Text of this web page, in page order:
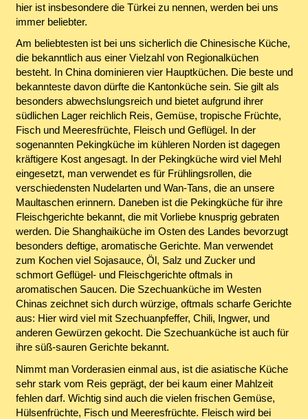
hier ist insbesondere die Türkei zu nennen, werden bei uns
immer beliebter.
Am beliebtesten ist bei uns sicherlich die Chinesische Küche,
die bekanntlich aus einer Vielzahl von Regionalküchen
besteht. In China dominieren vier Hauptküchen. Die beste und
bekannteste davon dürfte die Kantonküche sein. Sie gilt als
besonders abwechslungsreich und bietet aufgrund ihrer
südlichen Lager reichlich Reis, Gemüse, tropische Früchte,
Fisch und Meeresfrüchte, Fleisch und Geflügel. In der
sogenannten Pekingküche im kühleren Norden ist dagegen
kräftigere Kost angesagt. In der Pekingküche wird viel Mehl
eingesetzt, man verwendet es für Frühlingsrollen, die
verschiedensten Nudelarten und Wan-Tans, die an unsere
Maultaschen erinnern. Daneben ist die Pekingküche für ihre
Fleischgerichte bekannt, die mit Vorliebe knusprig gebraten
werden. Die Shanghaiküche im Osten des Landes bevorzugt
besonders deftige, aromatische Gerichte. Man verwendet
zum Kochen viel Sojasauce, Öl, Salz und Zucker und
schmort Geflügel- und Fleischgerichte oftmals in
aromatischen Saucen. Die Szechuanküche im Westen
Chinas zeichnet sich durch würzige, oftmals scharfe Gerichte
aus: Hier wird viel mit Szechuanpfeffer, Chili, Ingwer, und
anderen Gewürzen gekocht. Die Szechuanküche ist auch für
ihre süß-sauren Gerichte bekannt.
Nimmt man Vorderasien einmal aus, ist die asiatische Küche
sehr stark vom Reis geprägt, der bei kaum einer Mahlzeit
fehlen darf. Wichtig sind auch die vielen frischen Gemüse,
Hülsenfrüchte, Fisch und Meeresfrüchte. Fleisch wird bei